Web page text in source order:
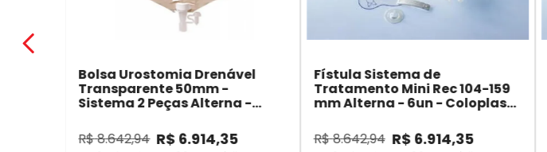
Bolsa Urostomia Drenável
Transparente 50mm -
Sistema 2 Peças Alterna -
R$8.642,94 R$ 6.914,35
Fístula Sistema de
Tratamento Mini Rec 104-159
mm Alterna - 6un - Coloplast
R$8.642,94 R$ 6.914,35